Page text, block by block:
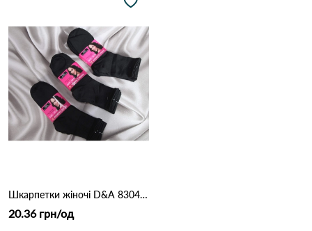
Шкарпетки жіночі D&A 8304 Чорний
20.36 грн/од